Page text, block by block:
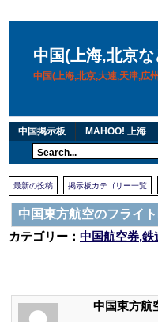
中国(上海,北京
中国(上海,北京,大連,天津,広
中国掲示板 MAHOO! 上海
最新の投稿 掲示板カテゴリー一覧
中国東方航空のフライ
カテゴリー： 中国航空券,鉄
中国東方航